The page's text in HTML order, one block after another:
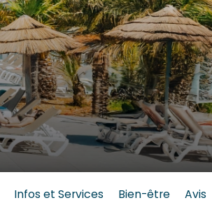
Infos et Services Bien-être Avis